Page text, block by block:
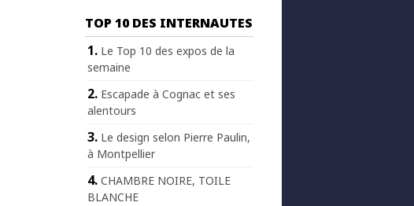
TOP 10 DES INTERNAUTES
Le Top 10 des expos de la
semaine
Escapade à Cognac et ses
alentours
Le design selon Pierre Paulin,
à Montpellier
CHAMBRE NOIRE, TOILE
BLANCHE